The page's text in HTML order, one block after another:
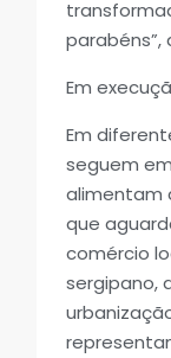
parabéns”,
Em
Em
seguem
alimentam
que
comércio
sergipano,